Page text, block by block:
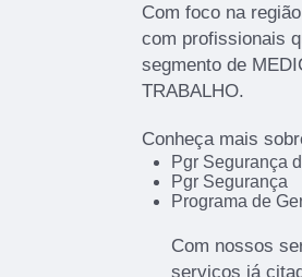
Com foco na
com profissionais
segmento de
TRABALHO.
Conheça mais
Pgr Segurança
Pgr Segurança
Programa de
Com nossos
serviços já